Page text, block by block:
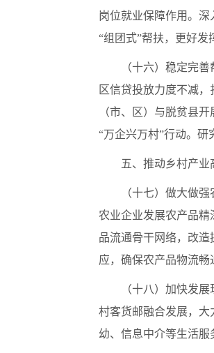
岗位就业保障作用。
“组团式”帮扶，更好
（十六）稳定完
区信贷投放力度不减
（市、区）与脱贫县
“万企兴万村”行动。研
五、推动乡村产业
（十七）做大做
农业企业发展农产品
品流通骨干网络，改
应，确保农产品物流畅
（十八）加快发
村客货邮融合发展，
幼、信息中介等生活服